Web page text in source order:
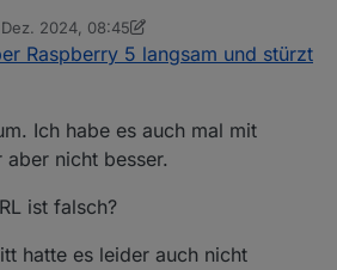
du nicht XXX !
Vis über Raspberry 5 langsam und
Fragezeichen. Also wenn du kein
Vis über Raspberry 5 langsam und
2024, 08:45
von MarcIO12. Juni 2024, 11:49
Raspberry 5 langsam und stürzt
Ich habe es auch mal mit
nicht besser.
ist falsch?
hatte es leider auch nicht